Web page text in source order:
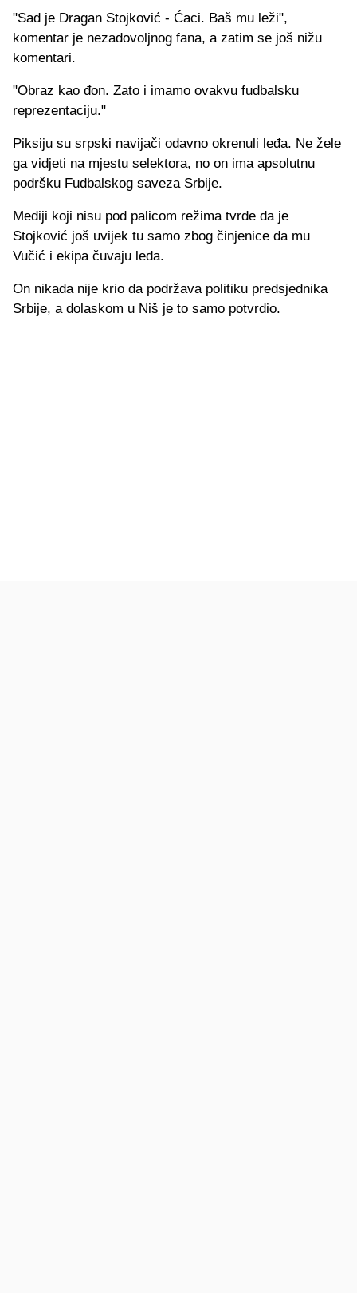
"Sad je Dragan Stojković - Ćaci. Baš mu leži",
komentar je nezadovoljnog fana, a zatim se još nižu
komentari.
"Obraz kao đon. Zato i imamo ovakvu fudbalsku
reprezentaciju."
Piksiju su srpski navijači odavno okrenuli leđa. Ne žele
ga vidjeti na mjestu selektora, no on ima apsolutnu
podršku Fudbalskog saveza Srbije.
Mediji koji nisu pod palicom režima tvrde da je
Stojković još uvijek tu samo zbog činjenice da mu
Vučić i ekipa čuvaju leđa.
On nikada nije krio da podržava politiku predsjednika
Srbije, a dolaskom u Niš je to samo potvrdio.